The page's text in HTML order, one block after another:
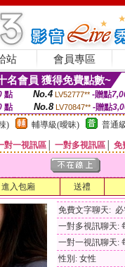
站 會員專區
名會員 獲得免費點數~
點 No.4 LV52777** -贈點
點 No.8 LV70847** -贈點
) 輔導級(曖昧) 普通
對一視訊區 一對多視訊區 免
進入包廂 送禮
免費文字聊天:
一對多視訊聊天:
一對一視訊聊天:
性別: 女性